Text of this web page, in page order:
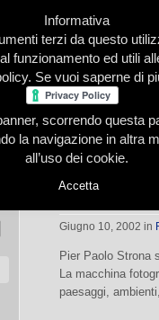
Redazione
Pier Paolo Strona
Giugno 10, 2002 in
Pier Paolo Strona
La macchina
paesaggi,
Informativa
terzi da questo
funzionamento ed utili
Se vuoi saperne di
scorrendo questa
la navigazione in altra
all’uso dei cookie.
Accetta